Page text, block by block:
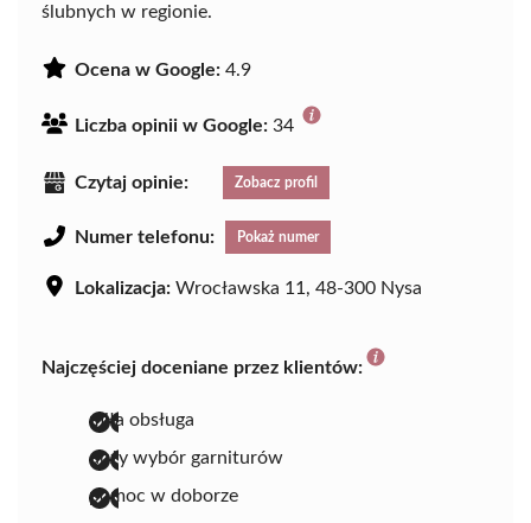
ślubnych w regionie.
Ocena w Google: 4.9
Liczba opinii w Google: 34
Czytaj opinie: Zobacz profil
Numer telefonu: Pokaż numer
Lokalizacja: Wrocławska 11, 48-300 Nysa
Najczęściej doceniane przez klientów:
miła obsługa
duży wybór garniturów
pomoc w doborze